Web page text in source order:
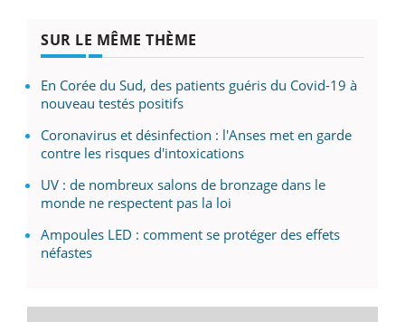
SUR LE MÊME THÈME
En Corée du Sud, des patients guéris du Covid-19 à
nouveau testés positifs
Coronavirus et désinfection : l'Anses met en garde
contre les risques d'intoxications
UV : de nombreux salons de bronzage dans le
monde ne respectent pas la loi
Ampoules LED : comment se protéger des effets
néfastes